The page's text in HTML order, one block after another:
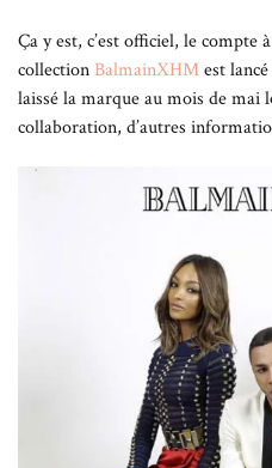
Ça y est, c’est officiel, le
collection BalmainXHMest lancé
laissé la marque au mois de mai
collaboration, d’autres